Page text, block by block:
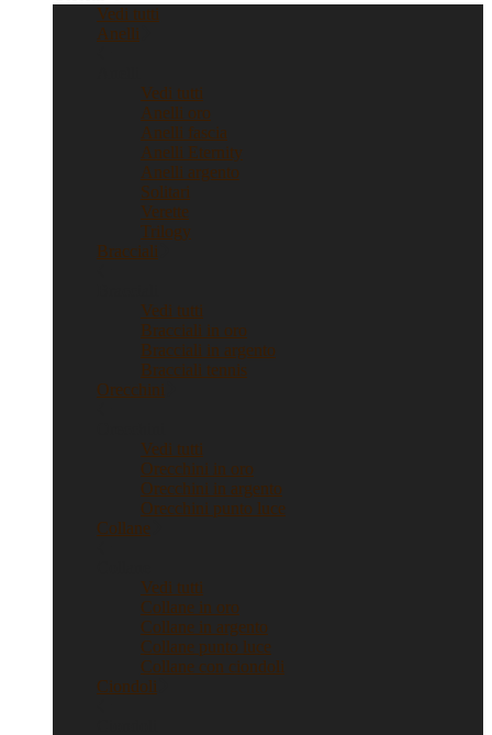
Vedi tutti
Anelli
Vedi tutti
Anelli oro
Anelli fascia
Anelli Eternity
Anelli argento
Solitari
Verette
Trilogy
Bracciali
Vedi tutti
Bracciali in oro
Bracciali in argento
Bracciali tennis
Orecchini
Vedi tutti
Orecchini in oro
Orecchini in argento
Orecchini punto luce
Collane
Vedi tutti
Collane in oro
Collane in argento
Collane punto luce
Collane con ciondoli
Ciondoli